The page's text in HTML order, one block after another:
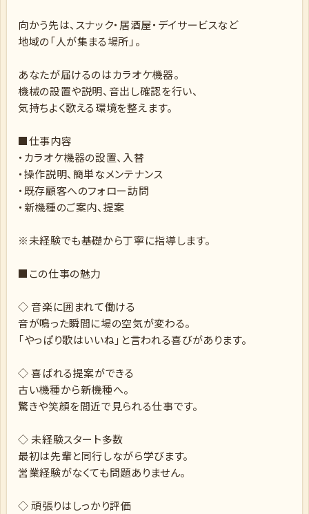
向かう先は、スナック・居酒屋・デイサービスなど
地域の「人が集まる場所」。
あなたが届けるのはカラオケ機器。
機械の設置や説明、音出し確認を行い、
気持ちよく歌える環境を整えます。
■仕事内容
・カラオケ機器の設置、入替
・操作説明、簡単なメンテナンス
・既存顧客へのフォロー訪問
・新機種のご案内、提案
※未経験でも基礎から丁寧に指導します。
■この仕事の魅力
◇ 音楽に囲まれて働ける
音が鳴った瞬間に場の空気が変わる。
「やっぱり歌はいいね」と言われる喜びがあります。
◇ 喜ばれる提案ができる
古い機種から新機種へ。
驚きや笑顔を間近で見られる仕事です。
◇ 未経験スタート多数
最初は先輩と同行しながら学びます。
営業経験がなくても問題ありません。
◇ 頑張りはしっかり評価